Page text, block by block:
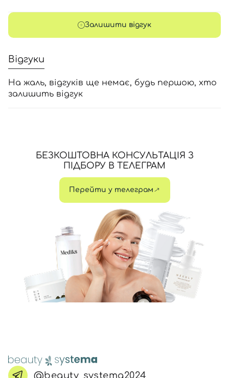
Залишити відгук
Відгуки
На жаль, відгуків ще немає, будь першою, хто
залишить відгук
БЕЗКОШТОВНА КОНСУЛЬТАЦІЯ З
ПІДБОРУ В ТЕЛЕГРАМ
Перейти у телеграм
@beauty_systema2024